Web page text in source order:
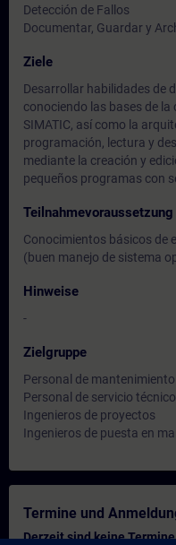
Detección de Fallos
Documentar, Guardar y
Ziele
Desarrollar habilidades de
conociendo las bases de
SIMATIC, así como la
programación, lectura y
mediante la creación y
pequeños programas con
Teilnahmevoraussetzung
Conocimientos básicos de
(buen manejo de sistema
Hinweise
-
Zielgruppe
Personal de mantenimiento
Personal de servicio técnico
Ingenieros de proyectos
Ingenieros de puesta en
Termine und
Derzeit sind keine